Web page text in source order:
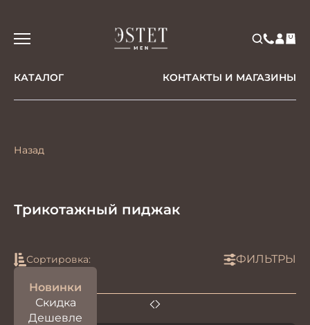
КАТАЛОГ КОНТАКТЫ И МАГАЗИНЫ
Назад
Трикотажный пиджак
Сортировка:
Новинки
Скидка
Дешевле
ФИЛЬТРЫ